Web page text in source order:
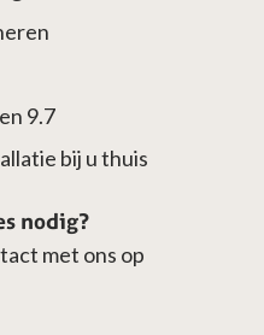
9.7
bij u thuis
nodig?
met ons op